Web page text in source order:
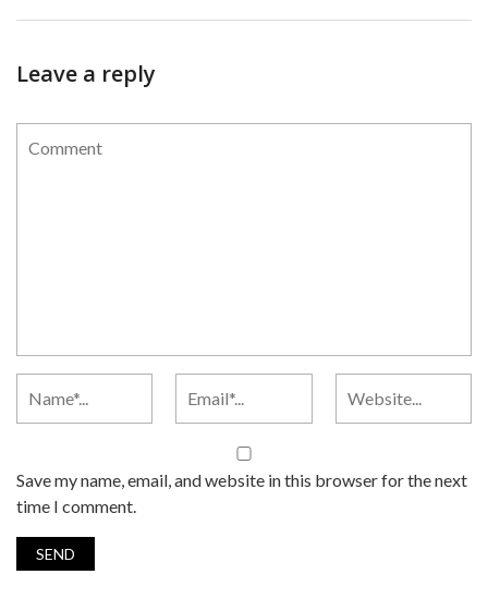
Leave a reply
Save my name, email, and website in this browser for the next
time I comment.